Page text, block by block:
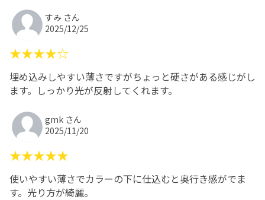
すみ さん
2025/12/25
★★★★☆
埋め込みしやすい薄さですがちょっと硬さがある感じがし
ます。しっかり光が反射してくれます。
gmk さん
2025/11/20
★★★★★
使いやすい薄さでカラーの下に仕込むと奥行き感がでま
す。光り方が綺麗。